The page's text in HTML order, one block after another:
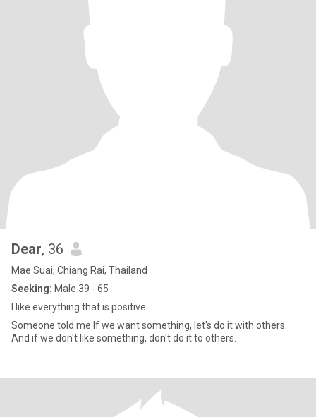
Dear, 36
Mae Suai, Chiang Rai, Thailand
Seeking: Male 39 - 65
I like everything that is positive.
Someone told me If we want something, let's do it with others.
And if we don't like something, don't do it to others.